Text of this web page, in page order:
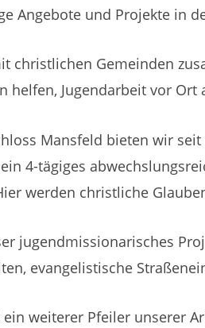
Angebote und Projekte in
christlichen Gemeinden
helfen, Jugendarbeit vor
Mansfeld bieten wir
4-tägiges
werden christliche
jugendmissionarisches
evangelistische
weiterer Pfeiler unserer